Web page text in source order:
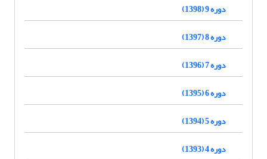
دوره 9 (1398)
دوره 8 (1397)
دوره 7 (1396)
دوره 6 (1395)
دوره 5 (1394)
دوره 4 (1393)